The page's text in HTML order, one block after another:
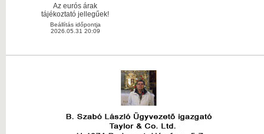
Az eurós árak
tájékoztató jellegűek!
Beállítás időpontja
2026.05.31 20:09